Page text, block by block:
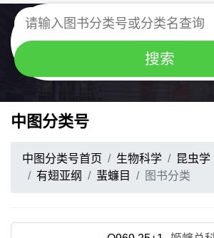
中图分类号
中图分类号首页 生物科学 昆虫学
有翅亚纲
蜚蠊目 图书分类